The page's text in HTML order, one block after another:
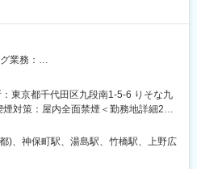
コンサルティングやPoCの推進／リー
したサービスのセリング
る課題の仮説構築、提案
リバリー（要件定義～設計・開発～テ
ジネスモデルの創出やプラットフォー
業務：
ージ導入を多角的な面で支援します。
(PMO、テスト推進、移行推進、共
ンバーとして参画して頂きます。
輩やBPの方々のマネージメントを実
ントとしての経験を深めて頂きます。
東京都千代田区九段南1-5-6 りそな九
対策：屋内全面禁煙＜勤務地詳細2＞
台東区上野3-16-2 天翔オフィス上野末
：銀座線／末広町駅受動喫煙対策：
社の定める事業所
)、神保町駅、湯島駅、竹橋駅、上野広